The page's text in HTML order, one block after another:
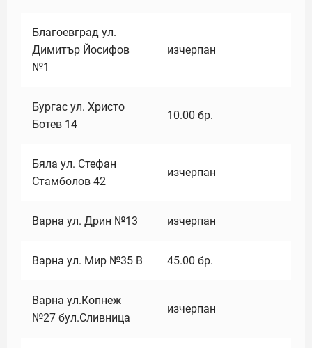
Благоевград ул.
Димитър Йосифов
№1
изчерпан
Бургас ул. Христо
Ботев 14
10.00 бр.
Бяла ул. Стефан
Стамболов 42
изчерпан
Варна ул. Дрин №13 изчерпан
Варна ул. Мир №35 В 45.00 бр.
Варна ул.Копнеж
№27 бул.Сливница
изчерпан